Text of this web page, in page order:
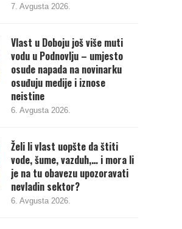
7. Avgusta 2026.
Vlast u Doboju još više muti
vodu u Podnovlju – umjesto
osude napada na novinarku
osuđuju medije i iznose
neistine
6. Avgusta 2026.
Želi li vlast uopšte da štiti
vode, šume, vazduh,… i mora li
je na tu obavezu upozoravati
nevladin sektor?
6. Avgusta 2026.